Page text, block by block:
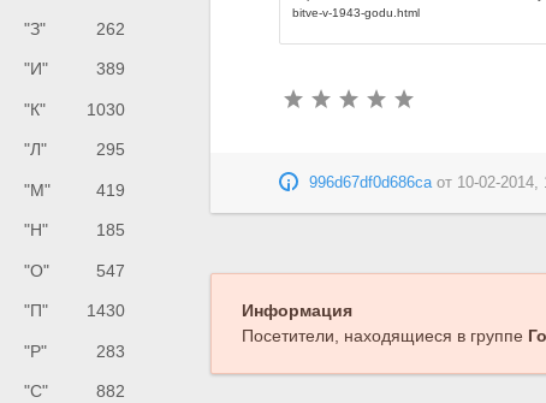
"З" 262
"И" 389
"К" 1030
"Л" 295
"М" 419
"Н" 185
"О" 547
"П" 1430
"Р" 283
"С" 882
996d67df0d686caот 10-02-2014,
Информация
Посетители, находящиеся в группе